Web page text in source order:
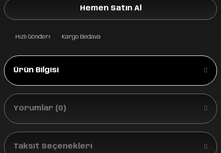
Hemen Satın Al
Hızlı Gönderi Kargo Bedava
Ürün Bilgisi
Yorumlar (0)
Taksit Seçenekleri